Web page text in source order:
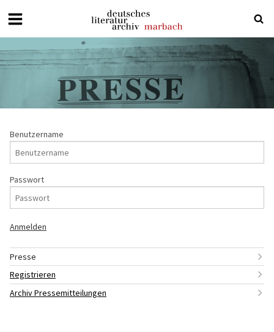
Deutsches
Literaturarchiv
Marbach
Benutzername
Passwort
Presse
Registrieren
Archiv Pressemitteilungen